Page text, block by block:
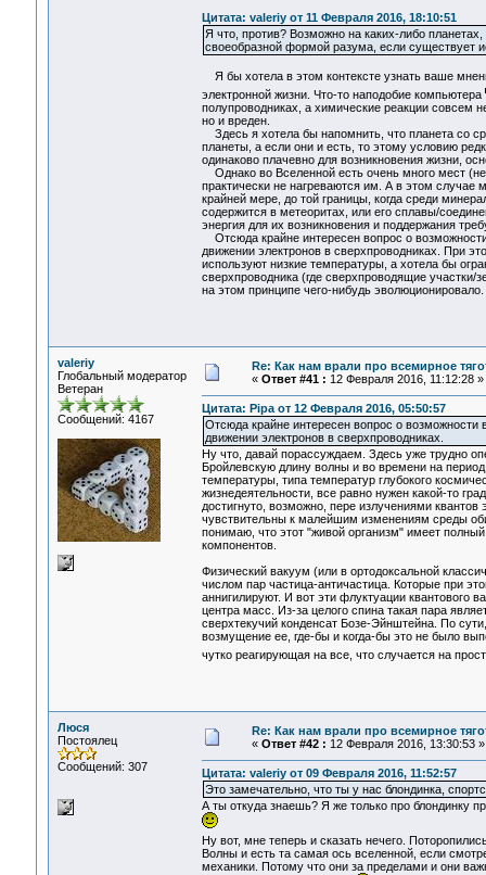
Цитата: valeriy от 11 Февраля 2016, 18:10:51
Я что, против? Возможно на каких-либо
своеобразной формой разума, если существует
Я бы хотела в этом контексте узнать ваше
электронной жизни. Что-то наподобие компьютера
полупроводниках, а химические реакции совсем
но и вреден.
Здесь я хотела бы напомнить, что планета со
планеты, а если они и есть, то этому условию
одинаково плачевно для возникновения жизни,
Однако во Вселенной есть очень много мест (не
практически не нагреваются им. А в этом случае
крайней мере, до той границы, когда среди
содержится в метеоритах, или его сплавы/
энергия для их возникновения и поддержания
Отсюда крайне интересен вопрос о
движении электронов в сверхпроводниках. При
используют низкие температуры, а хотела бы
сверхпроводника (где сверхпроводящие
на этом принципе чего-нибудь эволюционировало.
valeriy
Глобальный модератор
Ветеран
Сообщений: 4167
Re: Как нам врали про всемирное
« Ответ #41 : 12 Февраля 2016, 11:12:28 »
Цитата: Pipa от 12 Февраля 2016, 05:50:57
Отсюда крайне интересен вопрос о возможности
движении электронов в сверхпроводниках.
Ну что, давай порассуждаем. Здесь уже трудно
Бройлевскую длину волны и во времени на
температуры, типа температур глубокого
жизнедеятельности, все равно нужен какой-то
достигнуто, возможно, пере излучениями
чувствительны к малейшим изменениям среды
понимаю, что этот "живой организм" имеет
компонентов.
Физический вакуум (или в ортодоксальной
числом пар частица-античастица. Которые при
аннигилируют. И вот эти флуктуации
центра масс. Из-за целого спина такая пара
сверхтекучий конденсат Бозе-Эйнштейна. По
возмущение ее, где-бы и когда-бы это не было
чутко реагирующая на все, что случается на
Люся
Постоялец
Сообщений: 307
Re: Как нам врали про всемирное
« Ответ #42 : 12 Февраля 2016, 13:30:53 »
Цитата: valeriy от 09 Февраля 2016, 11:52:57
Это замечательно, что ты у нас блондинка,
А ты откуда знаешь? Я же только про блондинку
Ну вот, мне теперь и сказать нечего.
Волны и есть та самая ось вселенной, если
механики. Потому что они за пределами и они